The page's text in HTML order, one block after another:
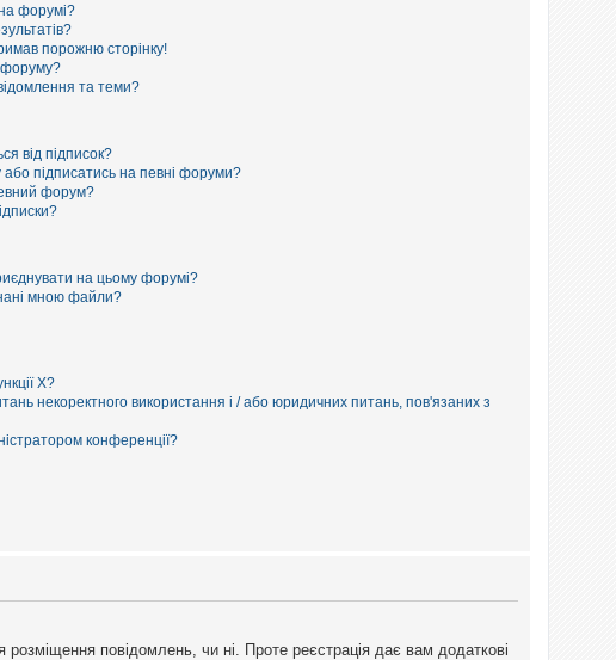
форумі?
порожню сторінку!
форуму?
та теми?
від підписок?
або підписатись на певні форуми?
форум?
на цьому форумі?
мною файли?
X?
некоректного використання і / або юридичних питань, пов'язаних з
конференції?
повідомлень, чи ні. Проте реєстрація дає вам додаткові